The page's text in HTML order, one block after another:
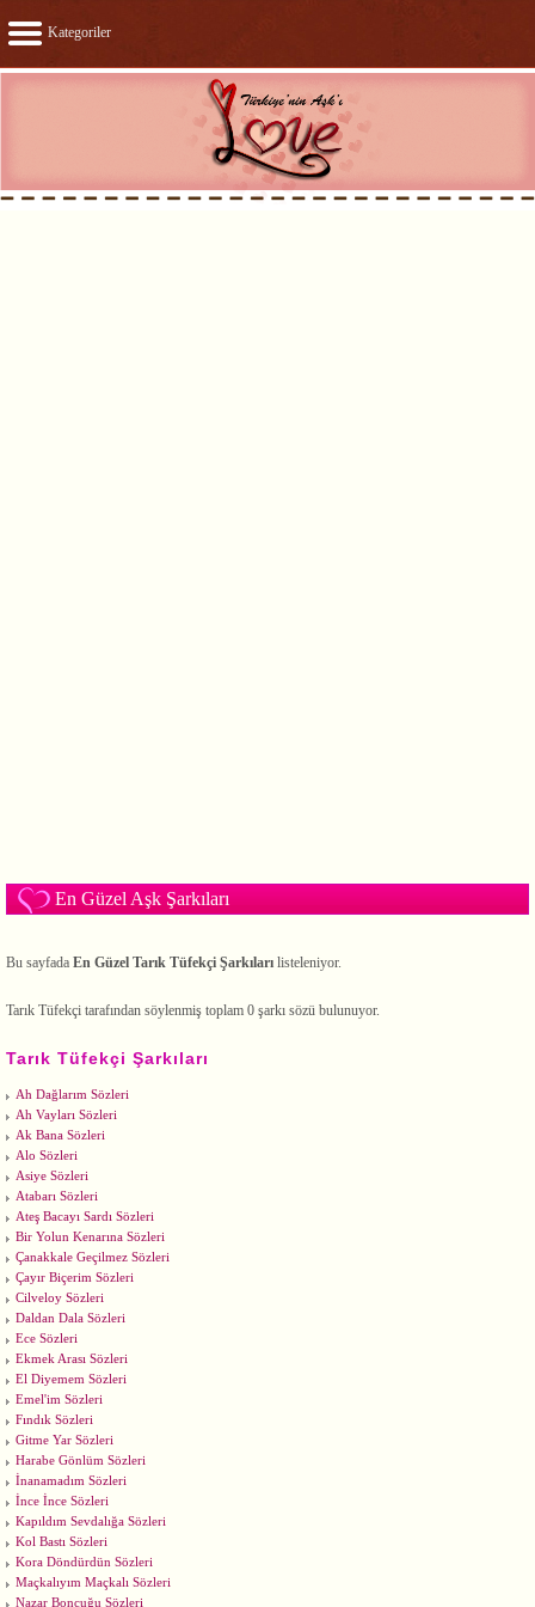
Kategoriler
En Güzel Aşk Şarkıları
Bu sayfada En Güzel Tarık Tüfekçi Şarkıları listeleniyor.
Tarık Tüfekçi tarafından söylenmiş toplam 0 şarkı sözü bulunuyor.
Tarık Tüfekçi Şarkıları
Ah Dağlarım Sözleri
Ah Vayları Sözleri
Ak Bana Sözleri
Alo Sözleri
Asiye Sözleri
Atabarı Sözleri
Ateş Bacayı Sardı Sözleri
Bir Yolun Kenarına Sözleri
Çanakkale Geçilmez Sözleri
Çayır Biçerim Sözleri
Cilveloy Sözleri
Daldan Dala Sözleri
Ece Sözleri
Ekmek Arası Sözleri
El Diyemem Sözleri
Emel'im Sözleri
Fındık Sözleri
Gitme Yar Sözleri
Harabe Gönlüm Sözleri
İnanamadım Sözleri
İnce İnce Sözleri
Kapıldım Sevdalığa Sözleri
Kol Bastı Sözleri
Kora Döndürdün Sözleri
Maçkalıyım Maçkalı Sözleri
Nazar Boncuğu Sözleri